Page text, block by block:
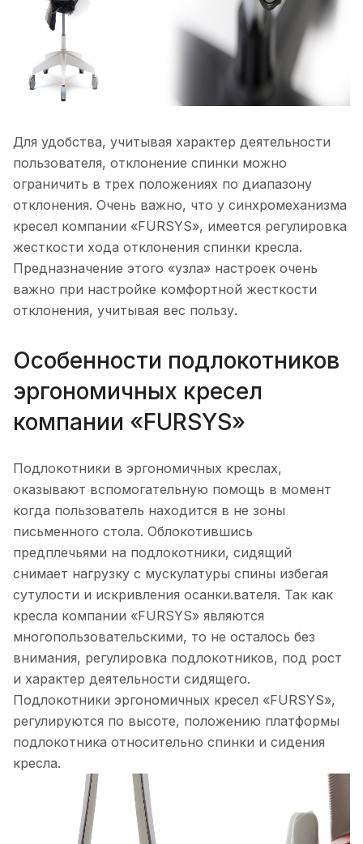
Для удобства, учитывая характер деятельности
пользователя, отклонение спинки можно
ограничить в трех положениях по диапазону
отклонения. Очень важно, что у синхромеханизма
кресел компании «FURSYS», имеется регулировка
жесткости хода отклонения спинки кресла.
Предназначение этого «узла» настроек очень
важно при настройке комфортной жесткости
отклонения, учитывая вес пользу.
Особенности подлокотников
эргономичных кресел
компании «FURSYS»
Подлокотники в эргономичных креслах,
оказывают вспомогательную помощь в момент
когда пользователь находится в не зоны
письменного стола. Облокотившись
предплечьями на подлокотники, сидящий
снимает нагрузку с мускулатуры спины избегая
сутулости и искривления осанки.вателя. Так как
кресла компании «FURSYS» являются
многопользовательскими, то не осталось без
внимания, регулировка подлокотников, под рост
и характер деятельности сидящего.
Подлокотники эргономичных кресел «FURSYS»,
регулируются по высоте, положению платформы
подлокотника относительно спинки и сидения
кресла.